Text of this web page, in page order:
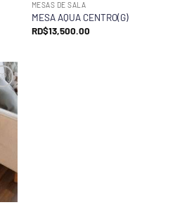
MESAS DE SALA
MESA AQUA CENTRO(G)
RD$13,500.00